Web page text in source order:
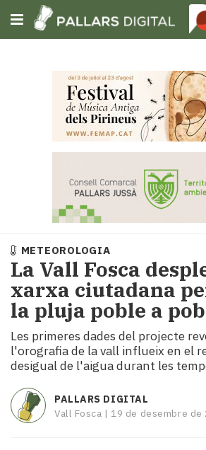
Subscriu-t'hi
Portada
Societat
Política
i
municipis
Economia
turisme
Cultura
Esports
Mai
tant!
TV
METEOROLOGIA
La Vall Fosca
xarxa ciutadana
la pluja poble a
Les primeres dades del projecte
l'orografia de la vall influeix en el
desigual de l'aigua durant les
PALLARS DIGITAL
Vall Fosca | 19 de desembre